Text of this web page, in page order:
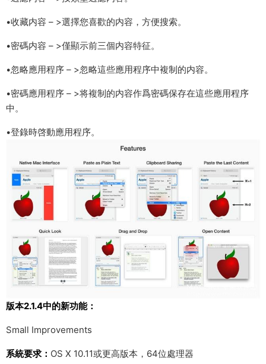
•收藏内容 – >選擇您喜歡的内容，方便搜索。
•密碼内容 – >僅顯示前三個内容特征。
•忽略應用程序 – >忽略這些應用程序中複制的内容。
•密碼應用程序 – >将複制的内容作爲密碼保存在這些應用程序
中。
•登錄時啓動應用程序。
版本2.1.4中的新功能：
Small Improvements
系統要求： OS X 10.11或更高版本，64位處理器